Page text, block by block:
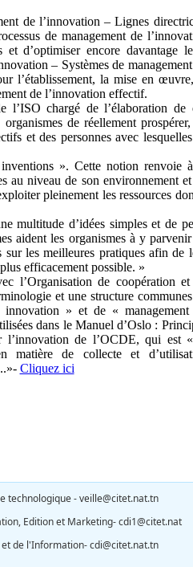
de l’innovation – Lignes
de management de
d’optimiser encore davantage
– Systèmes de
l’établissement, la mise en
de l’innovation effectif.
l’ISO chargé de l’élaboration de
de réellement
et des personnes avec
». Cette notion renvoie
au niveau de son environnement
pleinement les ressources
multitude d’idées simples et de
aident les organismes à y parvenir
sur les meilleures pratiques afin de
efficacement possible. »
l’Organisation de coopération
et une structure
innovation » et de «
dans le Manuel d’Oslo :
l’innovation de l’OCDE, qui est
matière de collecte et
Cliquez ici
technologique-veille@citet.nat.tn
Edition et Marketing- cdi1@citet.nat
et de l'Information-cdi@citet.nat.tn